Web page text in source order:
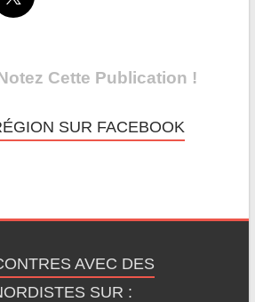
Cette Publication !
SUR FACEBOOK
AVEC DES
SUR :